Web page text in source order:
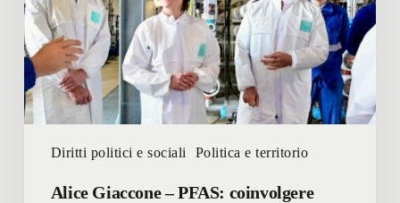
Diritti politici e sociali Politica e territorio
aziende
e
università
per
lavorare
sulle
Alice Giaccone – PFAS: coinvolgere